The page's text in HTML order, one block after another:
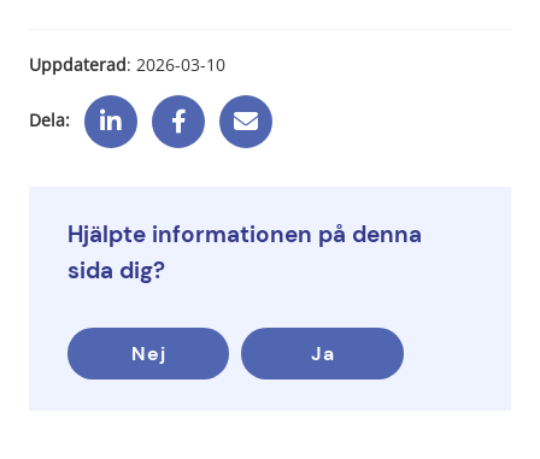
Uppdaterad: 2026-03-10
Dela:
Hjälpte informationen på denna
sida dig?
Nej Ja